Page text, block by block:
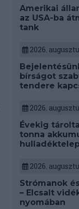
Amerikai
az USA-ba
tank
2026.
bírságot
tendere
2026.
Évekig
tonna
2026.
Strómanok
– Elcsalt
nyomában